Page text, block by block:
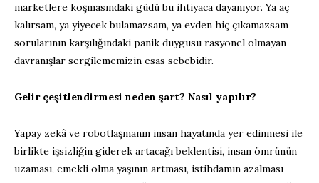
marketlere koşmasındaki güdü bu ihtiyaca dayanıyor. Ya aç
kalırsam, ya yiyecek bulamazsam, ya evden hiç çıkamazsam
sorularının karşılığındaki panik duygusu rasyonel olmayan
davranışlar sergilememizin esas sebebidir.
Gelir çeşitlendirmesi neden şart? Nasıl yapılır?
Yapay zekâ ve robotlaşmanın insan hayatında yer edinmesi ile
birlikte işsizliğin giderek artacağı beklentisi, insan ömrünün
uzaması, emekli olma yaşının artması, istihdamın azalması